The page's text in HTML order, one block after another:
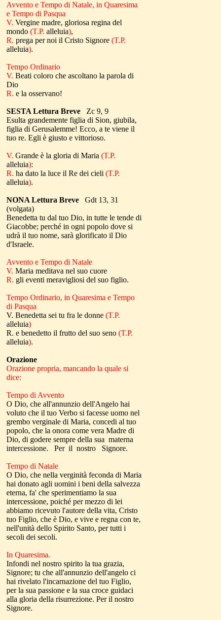
Avvento e Tempo di Natale, in Quaresima
e Tempo di Pasqua
V. Vergine madre, gloriosa regina del
mondo (T.P. alleluia),
R. prega per noi il Cristo Signore (T.P.
alleluia).
Tempo Ordinario
V. Beati coloro che ascoltano la parola di
Dio
R. e la osservano!
SESTA Lettura Breve
Zc 9, 9
Esulta grandemente figlia di Sion, giubila,
figlia di Gerusalemme! Ecco, a te viene il
tuo re. Egli è giusto e vittorioso.
V. Grande è la gloria di Maria (T.P.
alleluia):
R. ha dato la luce il Re dei cieli (T.P.
alleluia).
NONA Lettura Breve
Gdt 13, 31
(volgata)
Benedetta tu dal tuo Dio, in tutte le tende di
Giacobbe; perché in ogni popolo dove si
udrà il tuo nome, sarà glorificato il Dio
d'Israele.
Avvento e Tempo di Natale
V. Maria meditava nel suo cuore
R. gli eventi meravigliosi del suo figlio.
Tempo Ordinario, in Quaresima e Tempo
di Pasqua
V. Benedetta sei tu fra le donne (T.P.
alleluia)
R. e benedetto il frutto del suo seno (T.P.
alleluia).
Orazione
Orazione propria, mancando la quale si
dice:
Tempo di Avvento
O Dio, che all'annunzio dell'Angelo hai
voluto che il tuo Verbo si facesse uomo nel
grembo verginale di Maria, concedi al tuo
popolo, che la onora come vera Madre di
Dio, di godere sempre della sua materna
intercessione. Per il nostro Signore.
Tempo di Natale
O Dio, che nella verginità feconda di Maria
hai donato agli uomini i beni della salvezza
eterna, fa' che sperimentiamo la sua
intercessione, poiché per mezzo di lei
abbiamo ricevuto l'autore della vita, Cristo
tuo Figlio, che è Dio, e vive e regna con te,
nell'unità dello Spirito Santo, per tutti i
secoli dei secoli.
In Quaresima.
Infondi nel nostro spirito la tua grazia,
Signore; tu che all'annunzio dell'angelo ci
hai rivelato l'incarnazione del tuo Figlio,
per la sua passione e la sua croce guidaci
alla gloria della risurrezione. Per il nostro
Signore.